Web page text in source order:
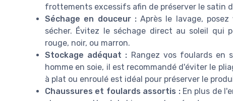
frottements excessifs afin de préserver le satin
Séchage en douceur :Après le lavage,
sécher. Évitez le séchage direct au soleil qui
rouge, noir, ou marron.
Stockage adéquat : Rangez vos foulards en
homme en soie, il est recommandé d'éviter le
à plat ou enroulé est idéal pour préserver le
Chaussures et foulards assortis :En plus de